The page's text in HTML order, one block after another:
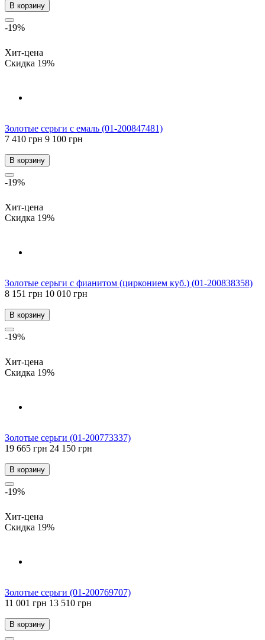
В корзину
-19%
Хит-цена
Скидка 19%
Золотые серьги с емаль (01-200847481)
7 410 грн 9 100 грн
В корзину
-19%
Хит-цена
Скидка 19%
Золотые серьги с фианитом (цирконием куб.) (01-200838358)
8 151 грн 10 010 грн
В корзину
-19%
Хит-цена
Скидка 19%
Золотые серьги (01-200773337)
19 665 грн 24 150 грн
В корзину
-19%
Хит-цена
Скидка 19%
Золотые серьги (01-200769707)
11 001 грн 13 510 грн
В корзину